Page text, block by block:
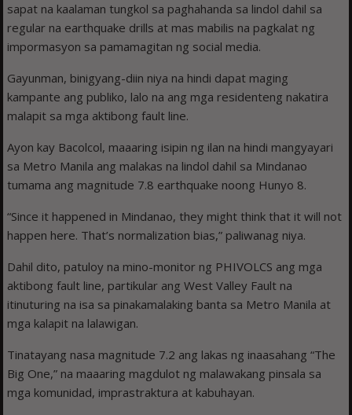
sapat na kaalaman tungkol sa paghahanda sa lindol dahil sa
regular na earthquake drills at mas mabilis na pagkalat ng
impormasyon sa pamamagitan ng social media.
Gayunman, binigyang-diin niya na hindi dapat maging
kampante ang publiko, lalo na ang mga residenteng nakatira
malapit sa mga aktibong fault line.
Ayon kay Bacolcol, maaaring isipin ng ilan na hindi mangyayari
sa Metro Manila ang malakas na lindol dahil sa Mindanao
tumama ang magnitude 7.8 earthquake noong Hunyo 8.
“Since it happened in Mindanao, they might think that it will not
happen here. That’s normalization bias,” paliwanag niya.
Dahil dito, patuloy na mino-monitor ng PHIVOLCS ang mga
aktibong fault line, partikular ang West Valley Fault na
itinuturing na isa sa pinakamalaking banta sa Metro Manila at
mga kalapit na lalawigan.
Tinatayang nasa magnitude 7.2 ang lakas ng inaasahang “The
Big One,” na maaaring magdulot ng malawakang pinsala sa
mga komunidad, imprastraktura at kabuhayan.